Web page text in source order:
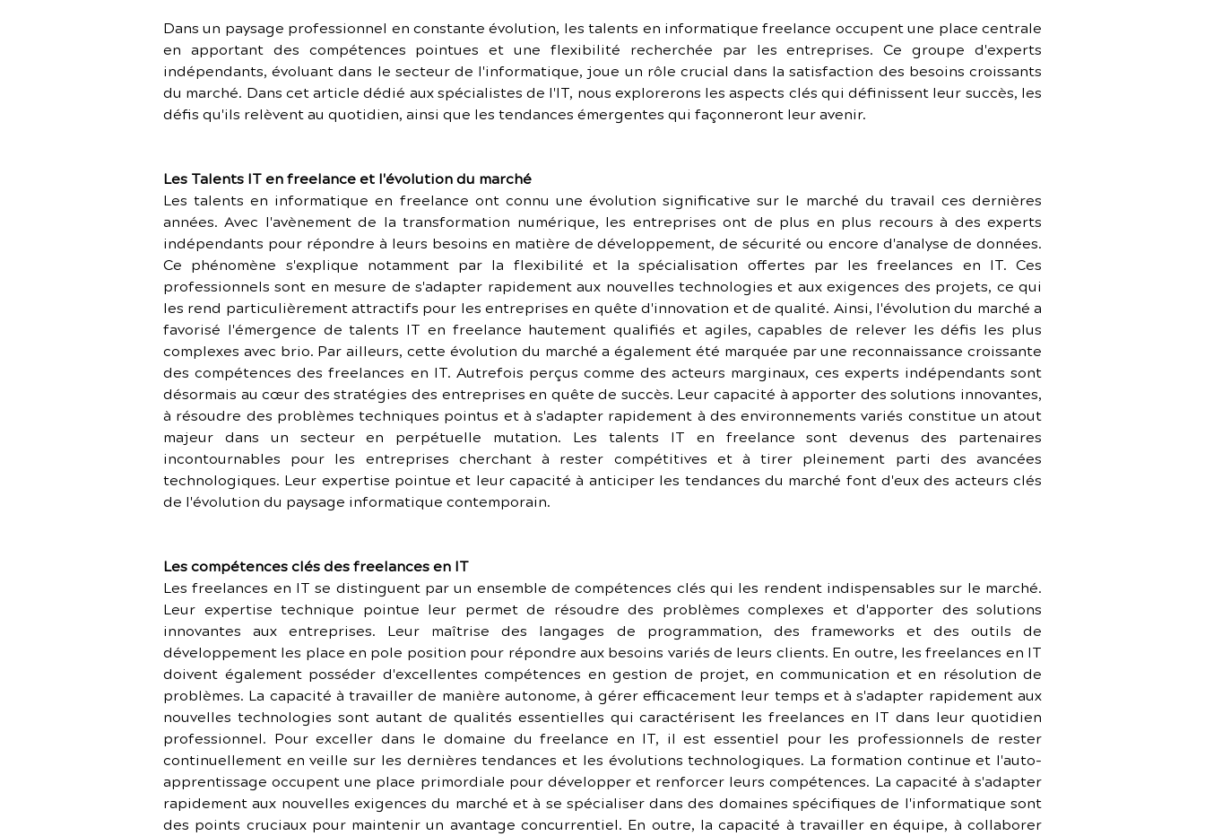
Dans un paysage professionnel en constante évolution, les talents en informatique freelance occupent une place centrale
en apportant des compétences pointues et une flexibilité recherchée par les entreprises. Ce groupe d'experts
indépendants, évoluant dans le secteur de l'informatique, joue un rôle crucial dans la satisfaction des besoins croissants
du marché. Dans cet article dédié aux spécialistes de l'IT, nous explorerons les aspects clés qui définissent leur succès, les
défis qu'ils relèvent au quotidien, ainsi que les tendances émergentes qui façonneront leur avenir.
Les Talents IT en freelance et l'évolution du marché
Les talents en informatique en freelance ont connu une évolution significative sur le marché du travail ces dernières
années. Avec l'avènement de la transformation numérique, les entreprises ont de plus en plus recours à des experts
indépendants pour répondre à leurs besoins en matière de développement, de sécurité ou encore d'analyse de données.
Ce phénomène s'explique notamment par la flexibilité et la spécialisation offertes par les freelances en IT. Ces
professionnels sont en mesure de s'adapter rapidement aux nouvelles technologies et aux exigences des projets, ce qui
les rend particulièrement attractifs pour les entreprises en quête d'innovation et de qualité. Ainsi, l'évolution du marché a
favorisé l'émergence de talents IT en freelance hautement qualifiés et agiles, capables de relever les défis les plus
complexes avec brio. Par ailleurs, cette évolution du marché a également été marquée par une reconnaissance croissante
des compétences des freelances en IT. Autrefois perçus comme des acteurs marginaux, ces experts indépendants sont
désormais au cœur des stratégies des entreprises en quête de succès. Leur capacité à apporter des solutions innovantes,
à résoudre des problèmes techniques pointus et à s'adapter rapidement à des environnements variés constitue un atout
majeur dans un secteur en perpétuelle mutation. Les talents IT en freelance sont devenus des partenaires
incontournables pour les entreprises cherchant à rester compétitives et à tirer pleinement parti des avancées
technologiques. Leur expertise pointue et leur capacité à anticiper les tendances du marché font d'eux des acteurs clés
de l'évolution du paysage informatique contemporain.
Les compétences clés des freelances en IT
Les freelances en IT se distinguent par un ensemble de compétences clés qui les rendent indispensables sur le marché.
Leur expertise technique pointue leur permet de résoudre des problèmes complexes et d'apporter des solutions
innovantes aux entreprises. Leur maîtrise des langages de programmation, des frameworks et des outils de
développement les place en pole position pour répondre aux besoins variés de leurs clients. En outre, les freelances en IT
doivent également posséder d'excellentes compétences en gestion de projet, en communication et en résolution de
problèmes. La capacité à travailler de manière autonome, à gérer efficacement leur temps et à s'adapter rapidement aux
nouvelles technologies sont autant de qualités essentielles qui caractérisent les freelances en IT dans leur quotidien
professionnel. Pour exceller dans le domaine du freelance en IT, il est essentiel pour les professionnels de rester
continuellement en veille sur les dernières tendances et les évolutions technologiques. La formation continue et l'auto-
apprentissage occupent une place primordiale pour développer et renforcer leurs compétences. La capacité à s'adapter
rapidement aux nouvelles exigences du marché et à se spécialiser dans des domaines spécifiques de l'informatique sont
des points cruciaux pour maintenir un avantage concurrentiel. En outre, la capacité à travailler en équipe, à collaborer